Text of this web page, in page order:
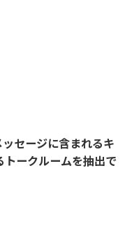
セージに含まれるキ
トークルームを抽出で